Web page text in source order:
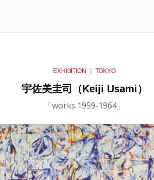
EXHIBITION ｜ TOKYO
宇佐美圭司（Keiji Usami）
「works 1959-1964」